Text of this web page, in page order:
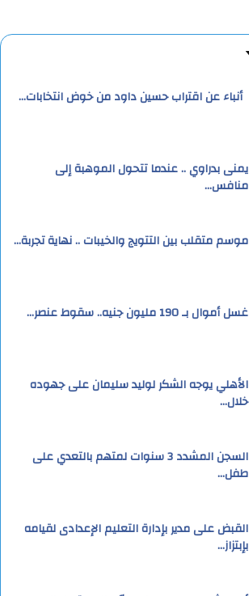
أنباء عن اقتراب حسين داود من خوض انتخابات…
يمنى بدراوي .. عندما تتحول الموهبة إلى
منافس…
موسم متقلب بين التتويج والخيبات .. نهاية تجربة…
غسل أموال بـ 190 مليون جنيه.. سقوط عنصر…
الأهلي يوجه الشكر لوليد سليمان على جهوده
خلال…
السجن المشدد 3 سنوات لمتهم بالتعدي على
طفل…
القبض على مدير بإدارة التعليم الإعدادى لقيامه
بإبتزاز…